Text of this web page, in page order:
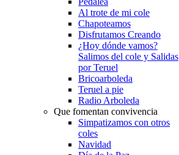
Al trote de mi cole
Chapoteamos
Disfrutamos Creando
¿Hoy dónde vamos?
Salimos del cole y Salidas
por Teruel
Bricoarboleda
Teruel a pie
Radio Arboleda
Que fomentan convivencia
Simpatizamos con otros
coles
Navidad